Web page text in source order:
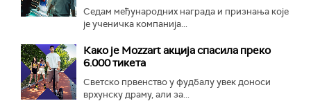
Седам међународних награда и признања које
је ученичка компанија...
Како је Mozzart акција спасила преко
6.000 тикета
Светско првенство у фудбалу увек доноси
врхунску драму, али за...